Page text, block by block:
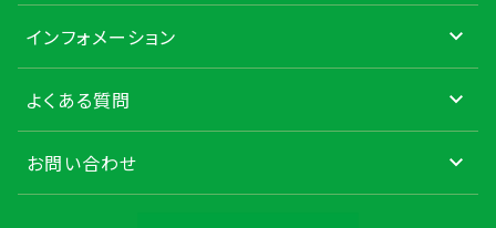
インフォメーション
よくある質問
お問い合わせ